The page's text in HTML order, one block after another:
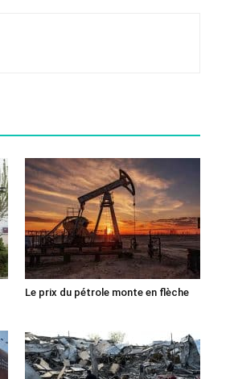
Le prix du pétrole monte en flèche